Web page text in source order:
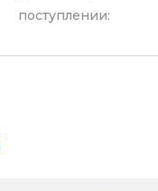
поступлении: